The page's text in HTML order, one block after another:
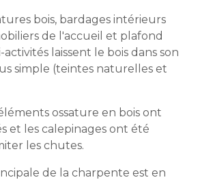
bois, bardages intérieurs
de l'accueil et plafond
laissent le bois dans son
simple (teintes naturelles et
ossature en bois ont
et les calepinages ont été
les chutes.
de la charpente est en